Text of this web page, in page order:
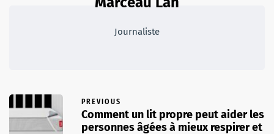
Journaliste
PREVIOUS
Comment un lit propre peut aider les
personnes âgées à mieux respirer et